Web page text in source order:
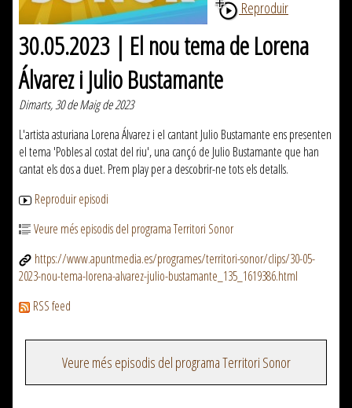
Reproduir
30.05.2023 | El nou tema de Lorena
Álvarez i Julio Bustamante
Dimarts, 30 de Maig de 2023
L'artista asturiana Lorena Álvarez i el cantant Julio Bustamante ens presenten
el tema 'Pobles al costat del riu', una cançó de Julio Bustamante que han
cantat els dos a duet. Prem play per a descobrir-ne tots els detalls.
Reproduir episodi
Veure més episodis del programa Territori Sonor
https://www.apuntmedia.es/programes/territori-sonor/clips/30-05-
2023-nou-tema-lorena-alvarez-julio-bustamante_135_1619386.html
RSS feed
Veure més episodis del programa Territori Sonor